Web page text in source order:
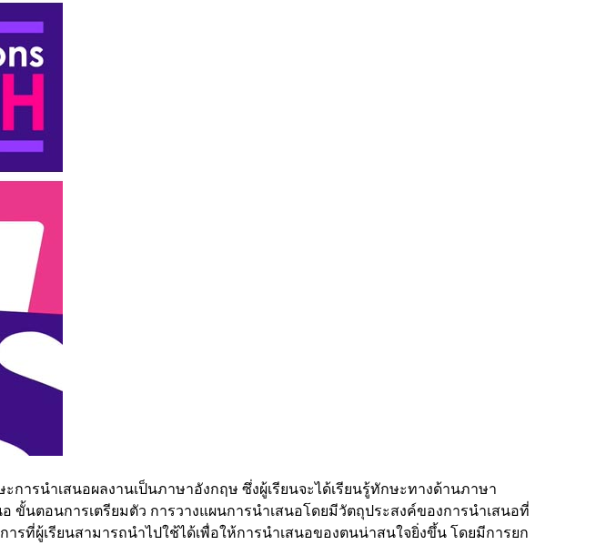
การนำเสนอผลงานเป็นภาษาอังกฤษ ซึ่งผู้เรียนจะได้เรียนรู้ทักษะทางด้านภาษา
ขั้นตอนการเตรียมตัว การวางแผนการนำเสนอโดยมีวัตถุประสงค์ของการนำเสนอที่
รที่ผู้เรียนสามารถนำไปใช้ได้เพื่อให้การนำเสนอของตนน่าสนใจยิ่งขึ้น โดยมีการยก